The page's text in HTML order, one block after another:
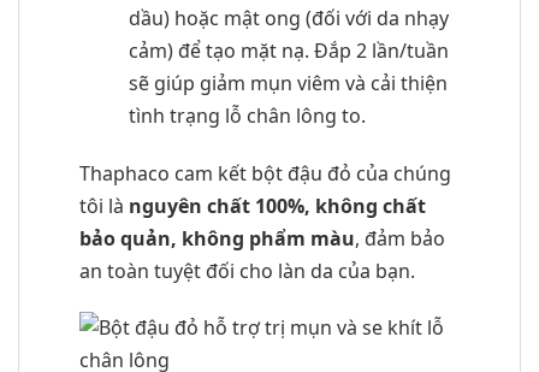
dầu) hoặc mật ong (đối với da nhạy
cảm) để tạo mặt nạ. Đắp 2 lần/tuần
sẽ giúp giảm mụn viêm và cải thiện
tình trạng lỗ chân lông to.
Thaphaco cam kết bột đậu đỏ của chúng
tôi là nguyên chất 100%, không chất
bảo quản, không phẩm màu, đảm bảo
an toàn tuyệt đối cho làn da của bạn.